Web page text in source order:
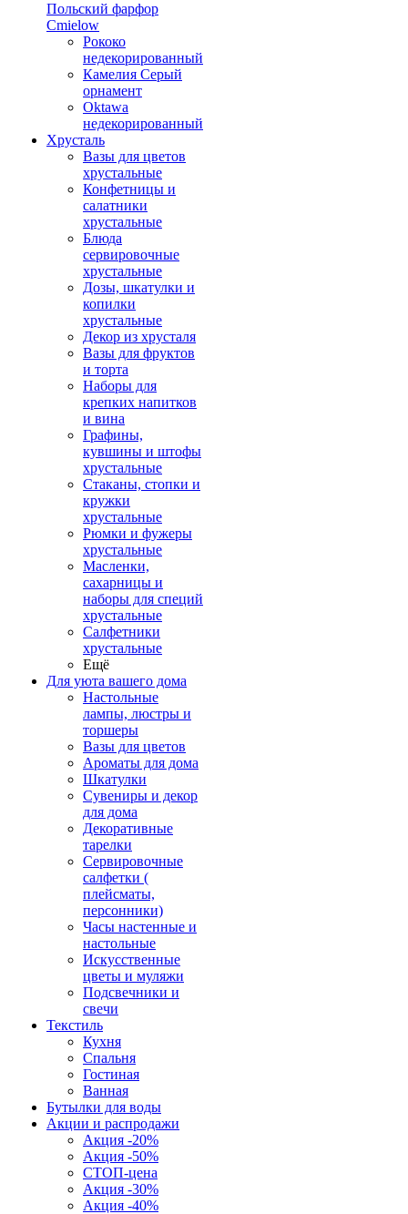
Польский фарфор
Сmielow
Рококо
недекорированный
Камелия Серый
орнамент
Oktawa
недекорированный
Хрусталь
Вазы для цветов
хрустальные
Конфетницы и
салатники
хрустальные
Блюда
сервировочные
хрустальные
Дозы, шкатулки и
копилки
хрустальные
Декор из хрусталя
Вазы для фруктов
и торта
Наборы для
крепких напитков
и вина
Графины,
кувшины и штофы
хрустальные
Стаканы, стопки и
кружки
хрустальные
Рюмки и фужеры
хрустальные
Масленки,
сахарницы и
наборы для специй
хрустальные
Салфетники
хрустальные
Ещё
Для уюта вашего дома
Настольные
лампы, люстры и
торшеры
Вазы для цветов
Ароматы для дома
Шкатулки
Сувениры и декор
для дома
Декоративные
тарелки
Сервировочные
салфетки (
плейсматы,
персонники)
Часы настенные и
настольные
Искусственные
цветы и муляжи
Подсвечники и
свечи
Текстиль
Кухня
Спальня
Гостиная
Ванная
Бутылки для воды
Акции и распродажи
Акция -20%
Акция -50%
СТОП-цена
Акция -30%
Акция -40%